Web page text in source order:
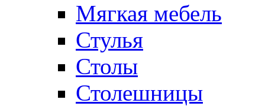
Мягкая мебель
Стулья
Столы
Столешницы